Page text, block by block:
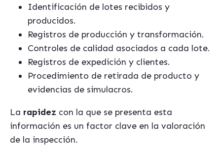
Identificación de lotes recibidos y
producidos.
Registros de producción y transformación.
Controles de calidad asociados a cada lote.
Registros de expedición y clientes.
Procedimiento de retirada de producto y
evidencias de simulacros.
La rapidez con la que se presenta esta
información es un factor clave en la valoración
de la inspección.